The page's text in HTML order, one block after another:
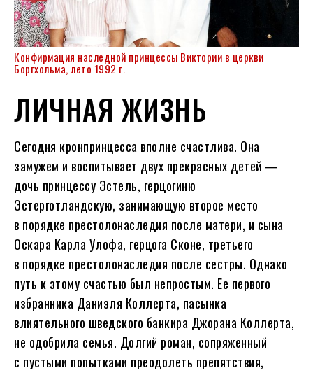
Конфирмация наследной принцессы Виктории в церкви
Боргхольма, лето 1992 г.
ЛИЧНАЯ ЖИЗНЬ
Сегодня кронпринцесса вполне счастлива. Она
замужем и воспитывает двух прекрасных детей —
дочь принцессу Эстель, герцогиню
Эстерготландскую, занимающую второе место
в порядке престолонаследия после матери, и сына
Оскара Карла Улофа, герцога Сконе, третьего
в порядке престолонаследия после сестры. Однако
путь к этому счастью был непростым. Ее первого
избранника Даниэля Коллерта, пасынка
влиятельного шведского банкира Джорана Коллерта,
не одобрила семья. Долгий роман, сопряженный
с пустыми попытками преодолеть препятствия,